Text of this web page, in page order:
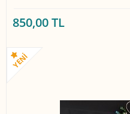
850,00 TL